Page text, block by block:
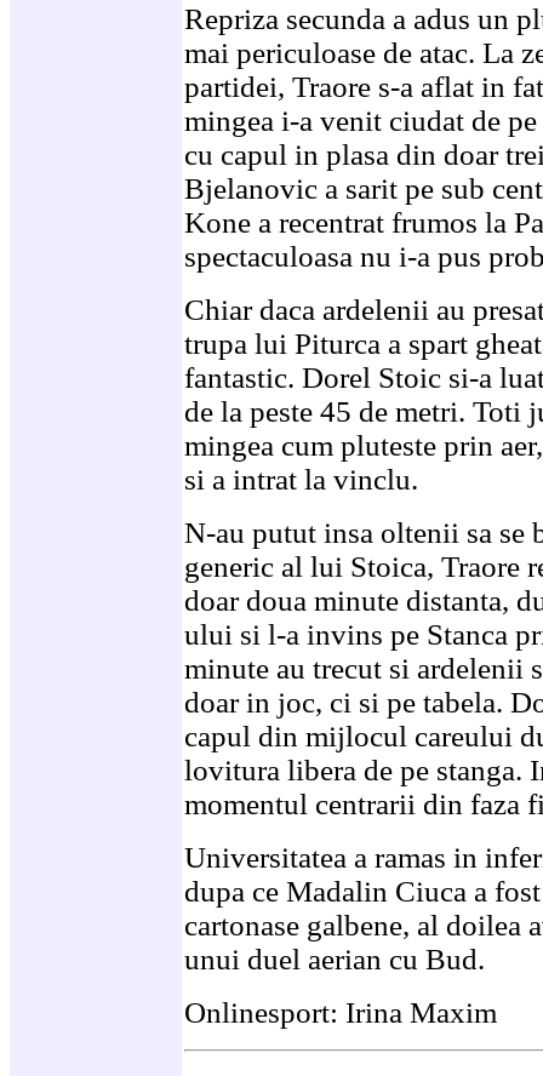
Repriza secunda a adus un
mai periculoase de atac. La
partidei, Traore s-a aflat in
mingea i-a venit ciudat de
cu capul in plasa din doar
Bjelanovic a sarit pe sub
Kone a recentrat frumos la
spectaculoasa nu i-a pus
Chiar daca ardelenii au
trupa lui Piturca a spart
fantastic. Dorel Stoic si-a
de la peste 45 de metri.
mingea cum pluteste prin
si a intrat la vinclu.
N-au putut insa oltenii sa se
generic al lui Stoica, Traore
doar doua minute distanta,
ului si l-a invins pe Stanca
minute au trecut si ardelenii
doar in joc, ci si pe tabela.
capul din mijlocul careului
lovitura libera de pe stanga.
momentul centrarii din faza
Universitatea a ramas in
dupa ce Madalin Ciuca a
cartonase galbene, al
unui duel aerian cu Bud.
Onlinesport: Irina Maxim